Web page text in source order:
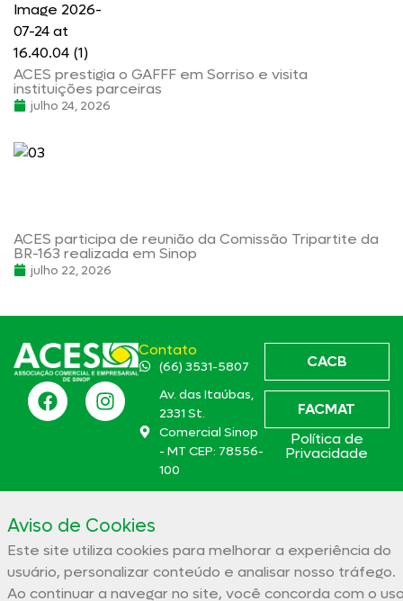
ACES prestigia o GAFFF em Sorriso e visita
instituições parceiras
julho 24, 2026
ACES participa de reunião da Comissão Tripartite da
BR-163 realizada em Sinop
julho 22, 2026
Contato
(66) 3531-5807
Av. das Itaúbas,
2331 St.
Comercial Sinop
- MT CEP: 78556-
100
CACB
FACMAT
Política de
Privacidade
Associação Comercial e Empresarial de Sinop – ACES
32.944.910/0001-19
Aviso de Cookies
Este site utiliza cookies para melhorar a experiência do
usuário, personalizar conteúdo e analisar nosso tráfego.
Ao continuar a navegar no site, você concorda com o